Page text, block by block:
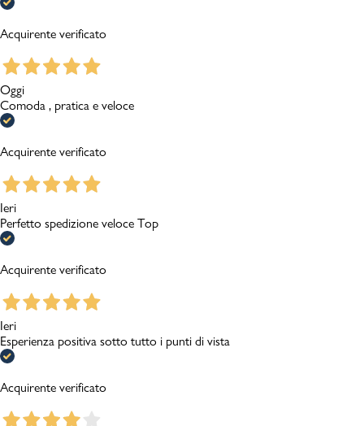
Acquirente verificato
Oggi
Comoda , pratica e veloce
Acquirente verificato
Ieri
Perfetto spedizione veloce Top
Acquirente verificato
Ieri
Esperienza positiva sotto tutto i punti di vista
Acquirente verificato